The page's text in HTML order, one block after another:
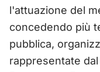
l'attuazione del
concedendo più
pubblica,
rappresentate